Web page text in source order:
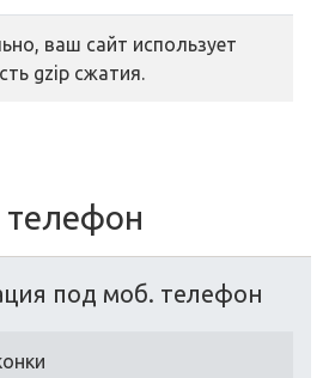
ваш сайт использует
gzip сжатия.
под моб. телефон